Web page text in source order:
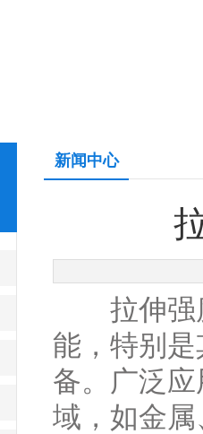
新闻中心
拉伸强度
能，特别
备。广泛
域，如金